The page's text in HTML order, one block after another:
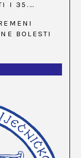
I 35.
BOLESTI